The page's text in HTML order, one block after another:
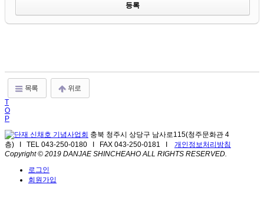
목록
위로
T
O
P
충북 청주시 상당구 남사로115(청주문화관 4
층) I TEL 043-250-0180 I FAX 043-250-0181 I 개인정보처리방침
Copyright © 2019 DANJAE SHINCHEAHO ALL RIGHTS RESERVED.
로그인
회원가입